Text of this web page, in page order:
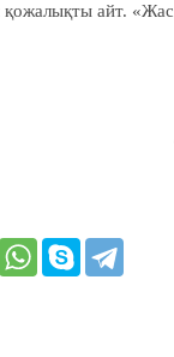
қожалықты айт.